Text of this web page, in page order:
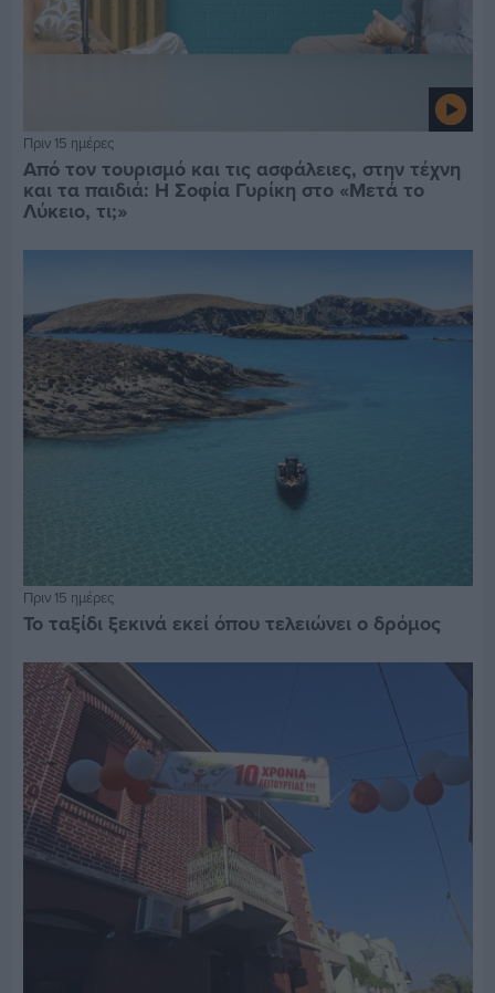
Πριν 15 ημέρες
Από τον τουρισμό και τις ασφάλειες, στην τέχνη
και τα παιδιά: Η Σοφία Γυρίκη στο «Μετά το
Λύκειο, τι;»
Πριν 15 ημέρες
Το ταξίδι ξεκινά εκεί όπου τελειώνει ο δρόμος